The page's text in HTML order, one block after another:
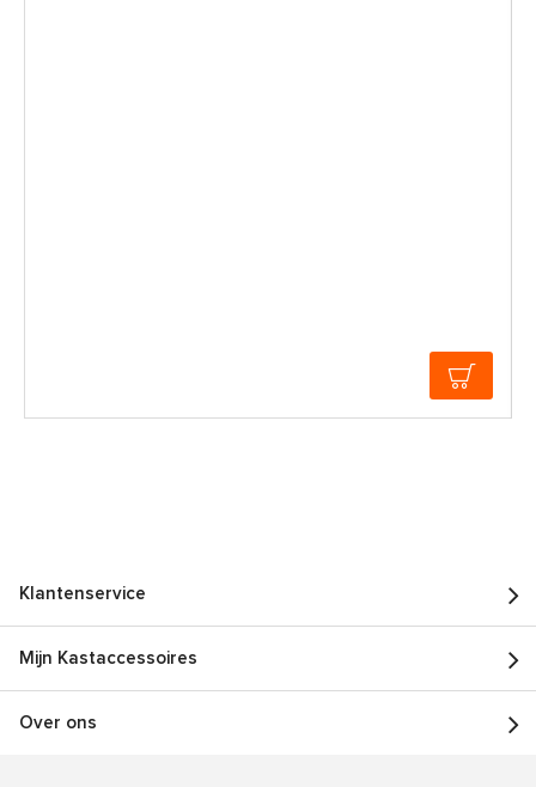
Klantenservice
Mijn Kastaccessoires
Over ons